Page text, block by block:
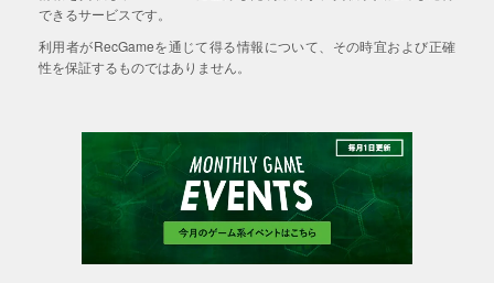
できるサービスです。
利用者がRecGameを通じて得る情報について、その時宜および正確
性を保証するものではありません。